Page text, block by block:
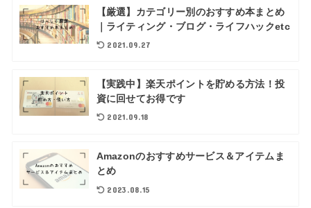
【厳選】カテゴリー別のおすすめ本まとめ
｜ライティング・ブログ・ライフハックetc
2021.09.27
【実践中】楽天ポイントを貯める方法！投
資に回せてお得です
2021.09.18
Amazonのおすすめサービス＆アイテムま
とめ
2023.08.15